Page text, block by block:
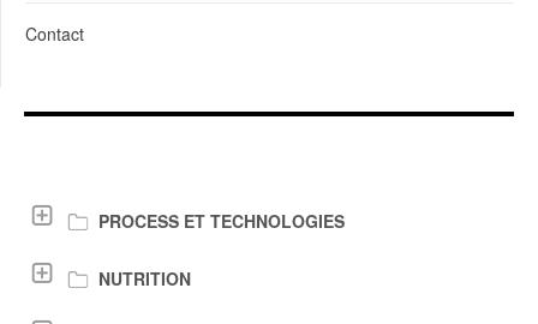
Contact
PROCESS ET TECHNOLOGIES
NUTRITION